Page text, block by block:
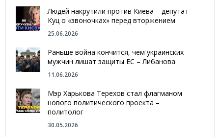
Людей накрутили против Киева – депутат
Куц о «звоночках» перед вторжением
25.06.2026
Раньше война кончится, чем украинских
мужчин лишат защиты ЕС – Либанова
11.06.2026
Мэр Харькова Терехов стал флагманом
нового политического проекта –
политолог
30.05.2026